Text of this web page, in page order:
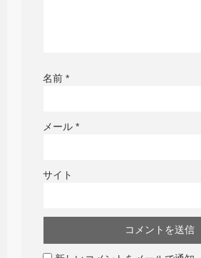
名前 *
メール *
サイト